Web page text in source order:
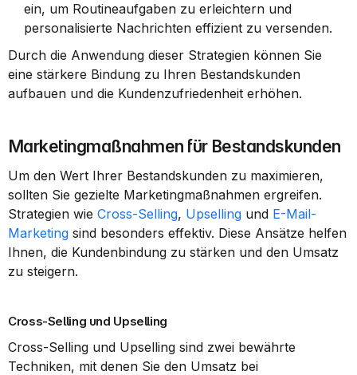
ein, um Routineaufgaben zu erleichtern und
personalisierte Nachrichten effizient zu versenden.
Durch die Anwendung dieser Strategien können Sie
eine stärkere Bindung zu Ihren Bestandskunden
aufbauen und die Kundenzufriedenheit erhöhen.
Marketingmaßnahmen für Bestandskunden
Um den Wert Ihrer Bestandskunden zu maximieren,
sollten Sie gezielte Marketingmaßnahmen ergreifen.
Strategien wie Cross-Selling, Upselling und E-Mail-
Marketing sind besonders effektiv. Diese Ansätze helfen
Ihnen, die Kundenbindung zu stärken und den Umsatz
zu steigern.
Cross-Selling und Upselling
Cross-Selling und Upselling sind zwei bewährte
Techniken, mit denen Sie den Umsatz bei